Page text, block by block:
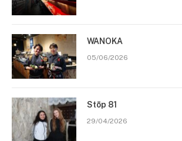
WANOKA
05/06/2026
Stōp 81
29/04/2026